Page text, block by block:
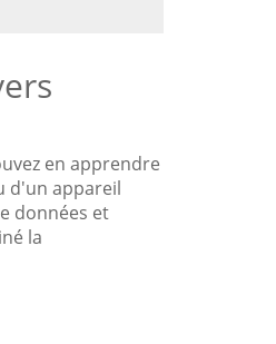
en apprendre
d'un appareil
données et
la